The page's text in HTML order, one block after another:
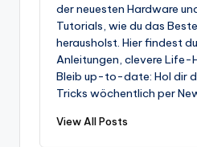
der neuesten Hardware
Tutorials, wie du das
herausholst. Hier findest
Anleitungen, clevere Life-
Bleib up-to-date: Hol dir
Tricks wöchentlich per
View All Posts